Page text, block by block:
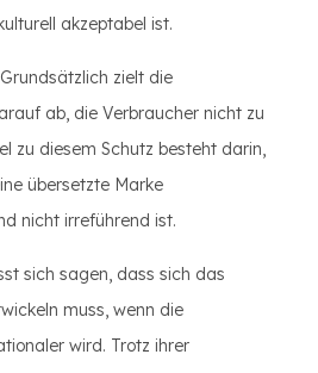
akzeptabel ist.
Grundsätzlich zielt die
ab, die Verbraucher nicht zu
zu diesem Schutz besteht darin,
übersetzte Marke
nicht irreführend ist.
sich sagen, dass sich das
muss, wenn die
wird. Trotz ihrer